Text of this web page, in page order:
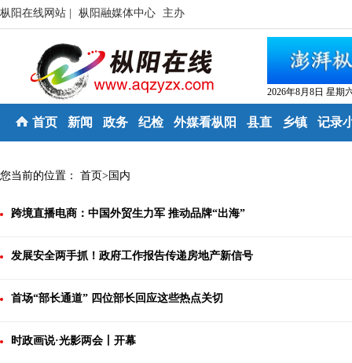
枞阳在线网站 | 枞阳融媒体中心 主办
2026年8月8日 星期
首页 新闻 政务 纪检 外媒看枞阳 县直 乡镇 记录
您当前的位置： 首页>国内
跨境直播电商：中国外贸生力军 推动品牌“出海”
发展安全两手抓！政府工作报告传递房地产新信号
首场“部长通道” 四位部长回应这些热点关切
时政画说·光影两会丨开幕